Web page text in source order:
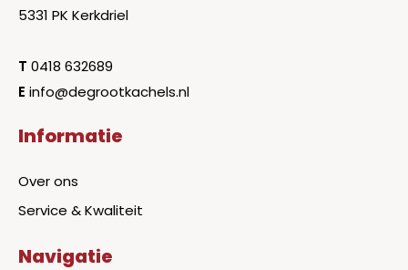
5331 PK Kerkdriel
T 0418 632689
E info@degrootkachels.nl
Informatie
Over ons
Service & Kwaliteit
Navigatie